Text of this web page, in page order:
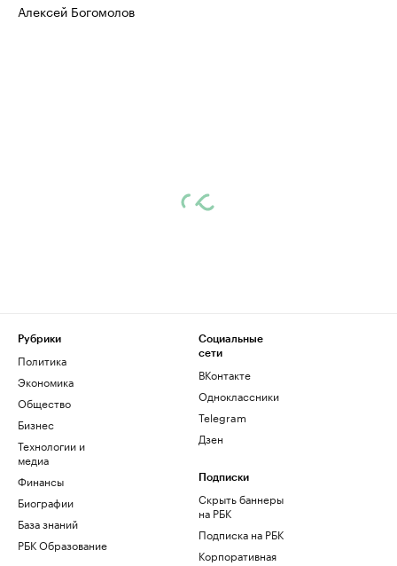
Алексей Богомолов
Рубрики
Политика
Экономика
Общество
Бизнес
Технологии и
медиа
Финансы
Биографии
База знаний
РБК Образование
Социальные
сети
ВКонтакте
Одноклассники
Telegram
Дзен
Подписки
Скрыть баннеры
на РБК
Подписка на РБК
Корпоративная